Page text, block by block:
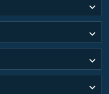
expand_more
expand_more
expand_more
expand_more